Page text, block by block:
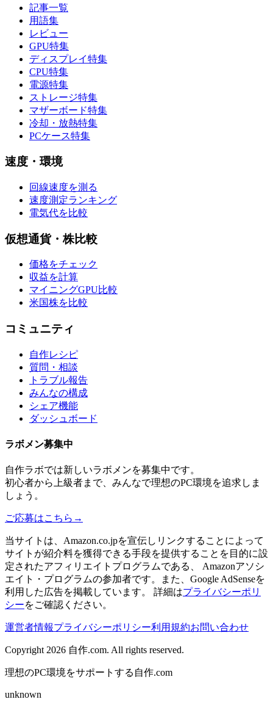
記事一覧
用語集
レビュー
GPU特集
ディスプレイ特集
CPU特集
電源特集
ストレージ特集
マザーボード特集
冷却・放熱特集
PCケース特集
速度・環境
回線速度を測る
速度測定ランキング
電気代を比較
仮想通貨・株比較
価格をチェック
収益を計算
マイニングGPU比較
米国株を比較
コミュニティ
自作レシピ
質問・相談
トラブル報告
みんなの構成
シェア機能
ダッシュボード
ラボメン募集中
自作ラボでは新しいラボメンを募集中です。
初心者から上級者まで、みんなで理想のPC環境を追求しま
しょう。
ご応募はこちら →
当サイトは、Amazon.co.jpを宣伝しリンクすることによって
サイトが紹介料を獲得できる手段を提供することを目的に設
定されたアフィリエイトプログラムである、 Amazonアソシ
エイト・プログラムの参加者です。また、Google AdSenseを
利用した広告を掲載しています。 詳細はプライバシーポリ
シーをご確認ください。
運営者情報プライバシーポリシー利用規約お問い合わせ
Copyright 2026 自作.com. All rights reserved.
理想のPC環境をサポートする自作.com
unknown